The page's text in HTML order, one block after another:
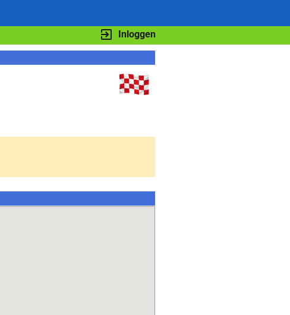
Inloggen